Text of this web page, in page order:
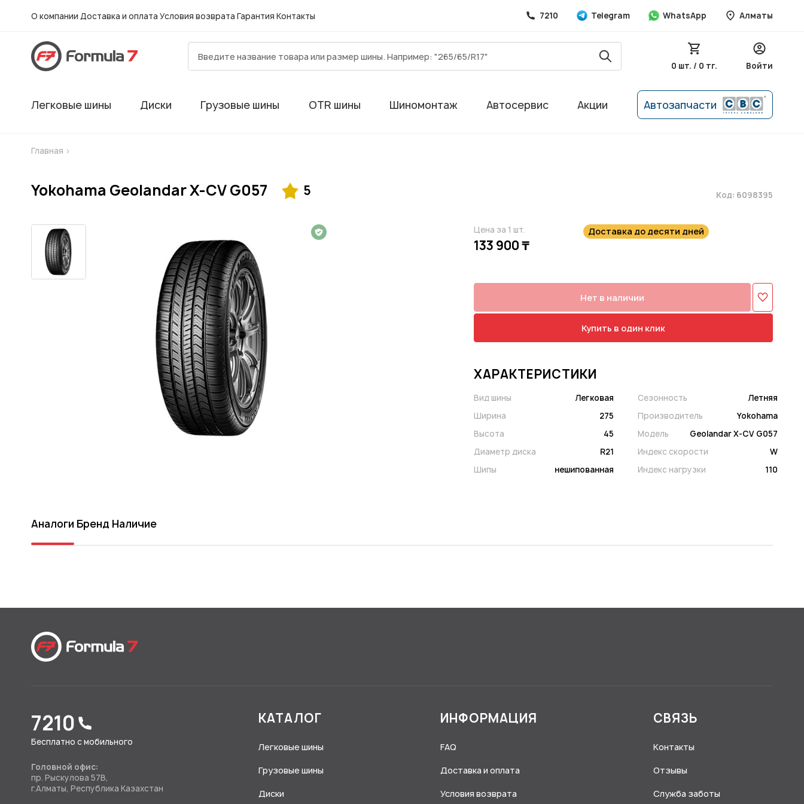
О компании Доставка и оплата Условия возврата Гарантия Контакты 7210 Telegram WhatsApp Алматы
0 шт. / 0 тг. Войти
Легковые шины Диски Грузовые шины OTR шины Шиномонтаж Автосервис Акции Автозапчасти
Главная >
Yokohama Geolandar X-CV G057 5 Код: 6098395
Цена за 1 шт.
133 900 ₸
Доставка до десяти дней
Нет в наличии
Купить в один клик
ХАРАКТЕРИСТИКИ
Вид шины
Легковая
Ширина
275
Высота
45
Диаметр диска
R21
Шипы
нешипованная
Сезонность
Летняя
Производитель
Yokohama
Модель
Geolandar X-CV G057
Индекс скорости
W
Индекс нагрузки
110
Аналоги Бренд Наличие
7210
Бесплатно с мобильного
Головной офис:
пр. Рыскулова 57В,
г.Алматы, Республика Казахстан
КАТАЛОГ
Легковые шины
Грузовые шины
Диски
ИНФОРМАЦИЯ
FAQ
Доставка и оплата
Условия возврата
СВЯЗЬ
Контакты
Отзывы
Служба заботы